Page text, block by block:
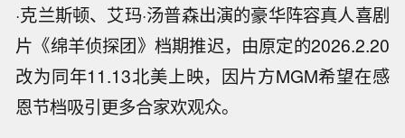
·克兰斯顿、艾玛·汤普森出演的豪华阵容真人喜剧
片《绵羊侦探团》档期推迟，由原定的2026.2.20
改为同年11.13北美上映，因片方MGM希望在感
恩节档吸引更多合家欢观众。